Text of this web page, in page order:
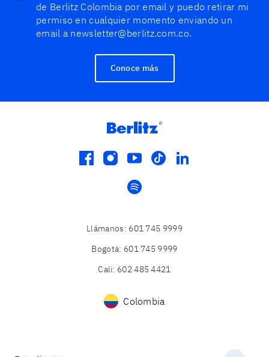
de Berlitz Colombia por email y puedo retirar mi
permiso en cualquier momento enviando un
email a newsletter@berlitz.com.co.
Conoce más
facebook
instagram
youtube
tiktoklinkedin
spotify
Llámanos: 601 745 9999
Bogotá: 601 745 9999
Cali: 602 485 4421
Colombia